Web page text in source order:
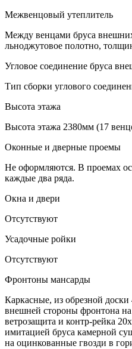
Межвенцовый утеплитель
Между венцами бруса
льноджутовое полотно,
Угловое соединение бруса
Тип сборки углового
Высота этажа
Высота этажа 2380мм (17
Оконные и дверные проемы
Не оформляются. В проемах
каждые два ряда.
Окна и двери
Отсутствуют
Усадочные ройки
Отсутствуют
Фронтоны мансарды
Каркасные, из обрезной
внешней стороны фронтона на
ветрозащита и контр-рейка
имитацией бруса камерной
на оцинкованные гвозди в